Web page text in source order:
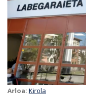
Arloa: Kirola